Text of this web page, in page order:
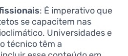
: É imperativo que
se capacitem nas
Universidades e
técnico têm a